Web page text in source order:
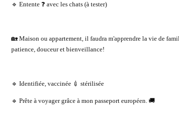
🔹 Entente ❓ avec les chats (à tester)
🏡 Maison ou appartement, il faudra m'apprendre la vie de
patience, douceur et bienveillance!
🔹 Identifiée, vaccinée 💉 stérilisée
🔹 Prête à voyager grâce à mon passeport européen. 🚚